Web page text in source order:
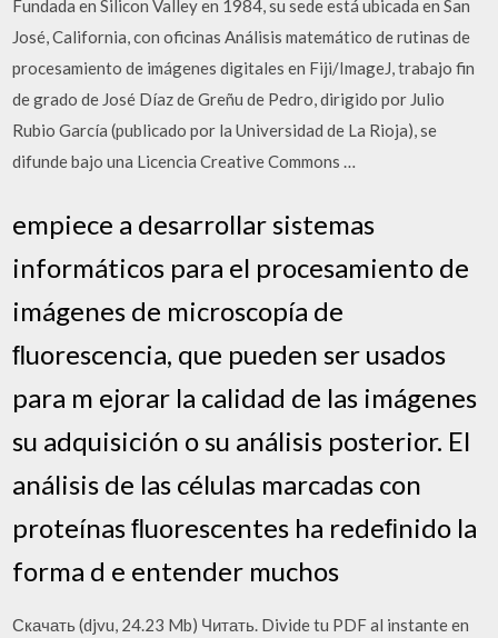
Fundada en Silicon Valley en 1984, su sede está ubicada en San
José, California, con oficinas Análisis matemático de rutinas de
procesamiento de imágenes digitales en Fiji/ImageJ, trabajo fin
de grado de José Díaz de Greñu de Pedro, dirigido por Julio
Rubio García (publicado por la Universidad de La Rioja), se
difunde bajo una Licencia Creative Commons …
empiece a desarrollar sistemas
informáticos para el procesamiento de
imágenes de microscopía de
ﬂuorescencia, que pueden ser usados
para m ejorar la calidad de las imágenes
su adquisición o su análisis posterior. El
análisis de las células marcadas con
proteínas ﬂuorescentes ha redeﬁnido la
forma d e entender muchos
Скачать (djvu, 24.23 Mb) Читать. Divide tu PDF al instante en